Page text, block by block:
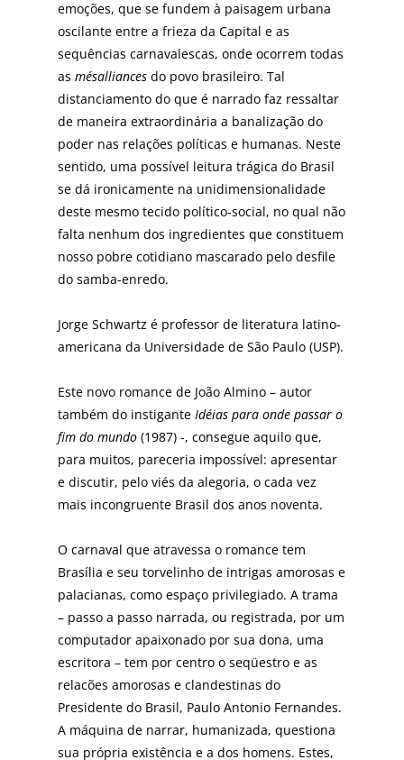
emoções, que se fundem à paisagem urbana
oscilante entre a frieza da Capital e as
sequências carnavalescas, onde ocorrem todas
as mésalliances do povo brasileiro. Tal
distanciamento do que é narrado faz ressaltar
de maneira extraordinária a banalização do
poder nas relações políticas e humanas. Neste
sentido, uma possível leitura trágica do Brasil
se dá ironicamente na unidimensionalidade
deste mesmo tecido político-social, no qual não
falta nenhum dos ingredientes que constituem
nosso pobre cotidiano mascarado pelo desfile
do samba-enredo.
Jorge Schwartz é professor de literatura latino-
americana da Universidade de São Paulo (USP).
Este novo romance de João Almino – autor
também do instigante Idéias para onde passar o
fim do mundo (1987) -, consegue aquilo que,
para muitos, pareceria impossível: apresentar
e discutir, pelo viés da alegoria, o cada vez
mais incongruente Brasil dos anos noventa.
O carnaval que atravessa o romance tem
Brasília e seu torvelinho de intrigas amorosas e
palacianas, como espaço privilegiado. A trama
– passo a passo narrada, ou registrada, por um
computador apaixonado por sua dona, uma
escritora – tem por centro o seqüestro e as
relacões amorosas e clandestinas do
Presidente do Brasil, Paulo Antonio Fernandes.
A máquina de narrar, humanizada, questiona
sua própria existência e a dos homens. Estes,